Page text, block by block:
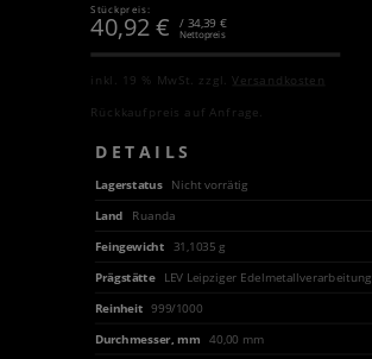
Stückpreis:
40,92€ / 34,39 €
Nettopreis
inkl. 19 % MwSt. zzgl.Versandkosten
Rückkaufpreis auf Anfrage.
DETAILS
Lagerstatus
Nicht vorrätig
Land
Ruanda
Feingewicht
31,1035 g
Prägstätte
LEV Leipziger Edelmetallverarbeitung
Reinheit 999/1000
Durchmesser, mm
40,00 mm